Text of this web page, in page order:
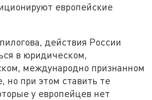
европейские
действия России
в юридическом,
международно признанном
но при этом ставить те
у европейцев нет